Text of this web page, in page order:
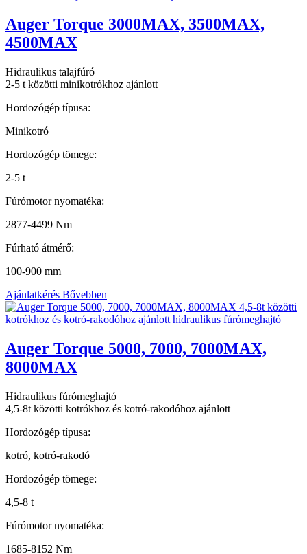
Auger Torque 3000MAX, 3500MAX,
4500MAX
Hidraulikus talajfúró
2-5 t közötti minikotrókhoz ajánlott
Hordozógép típusa:
Minikotró
Hordozógép tömege:
2-5 t
Fúrómotor nyomatéka:
2877-4499 Nm
Fúrható átmérő:
100-900 mm
Ajánlatkérés Bővebben
Auger Torque 5000, 7000, 7000MAX,
8000MAX
Hidraulikus fúrómeghajtó
4,5-8t közötti kotrókhoz és kotró-rakodóhoz ajánlott
Hordozógép típusa:
kotró, kotró-rakodó
Hordozógép tömege:
4,5-8 t
Fúrómotor nyomatéka:
1685-8152 Nm